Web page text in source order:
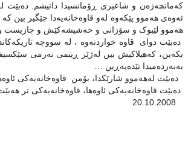
کەمانچەژەن و شاعیری ڕۆمانسیدا دانیشم. دەبێت
ئەوەی هەموو پێکەوە لەو قاوەخانەیەدا جێگیر بین
هەموو لێبوک و سۆزانی و حەشیشەکێش و جازیست و
دەبێت دوای قاوە خواردنەوە ، لە سووچە
بکەین، کەهیلاکیش بین لەژێر ڕیتمی نەرمی
بەبەردەمیدا تێدەپەڕین …
دەبێت لەهەموو شارێکدا، بۆمن قاوەخانەیەکی
دەبێت قاوەخانەیەکی ئاوەها، قاوەخانەیەکی تر